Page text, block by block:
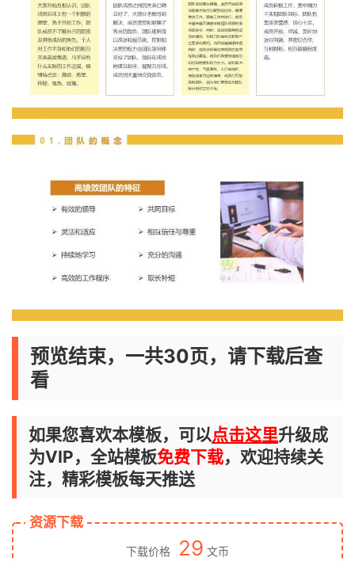
预览结束，一共30页，请下载后查
看
如果您喜欢本模板，可以点击这里升级成
为VIP，全站模板免费下载，欢迎持续关
注，精彩模板每天推送
资源下载
下载价格 29 文币